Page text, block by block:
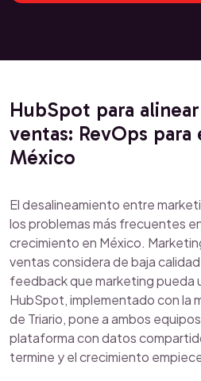
HubSpot para
ventas: RevOps para
México
El desalineamiento entre
los problemas más frecuentes
crecimiento en México.
ventas considera de baja
feedback que marketing pueda
HubSpot, implementado con la
de Triario, pone a ambos
plataforma con datos
termine y el crecimiento